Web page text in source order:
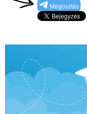
Megosztás